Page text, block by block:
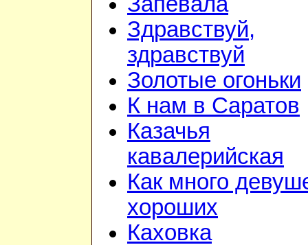
Здравствуй,
здравствуй
Золотые огоньки
К нам в Саратов
Казачья
кавалерийская
Как много
хороших
Каховка